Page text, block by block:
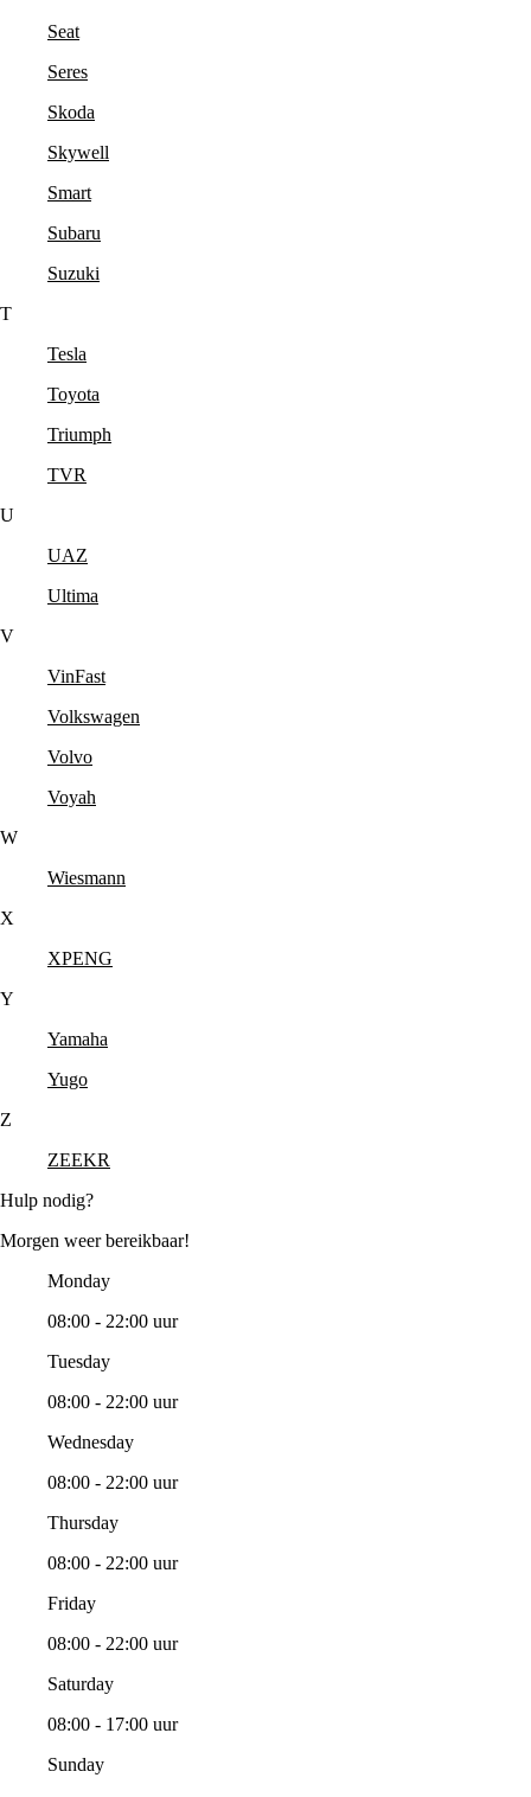
Seat
Seres
Skoda
Skywell
Smart
Subaru
Suzuki
T
Tesla
Toyota
Triumph
TVR
U
UAZ
Ultima
V
VinFast
Volkswagen
Volvo
Voyah
W
Wiesmann
X
XPENG
Y
Yamaha
Yugo
Z
ZEEKR
Hulp nodig?
Morgen weer bereikbaar!
Monday
08:00 - 22:00 uur
Tuesday
08:00 - 22:00 uur
Wednesday
08:00 - 22:00 uur
Thursday
08:00 - 22:00 uur
Friday
08:00 - 22:00 uur
Saturday
08:00 - 17:00 uur
Sunday